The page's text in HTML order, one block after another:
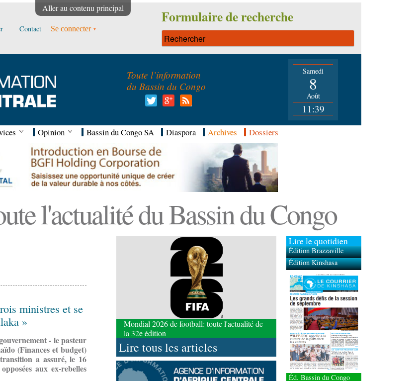
Aller au contenu principal
Contact Se connecter
Formulaire de recherche
Toute l’information
du Bassin du Congo
Samedi
8
Août
11:39
Opinion Bassin du Congo SA Diaspora Archives Dossiers
l'actualité du Bassin du Congo
ministres et se
»
- le pasteur
(Finances et budget)
a assuré, le 16
aux ex-rebelles
Mondial 2026 de football: toute l'actualité de
la 32e édition
Lire tous les articles
Lire le quotidien
Édition Brazzaville
Édition Kinshasa
Éd. Bassin du Congo